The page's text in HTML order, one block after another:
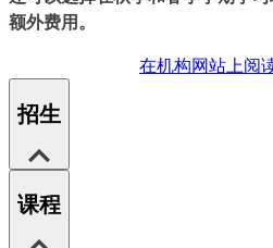
额外费用。
在机构网站上阅
招生
课程